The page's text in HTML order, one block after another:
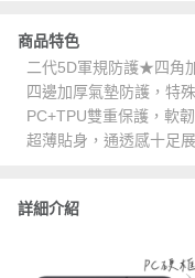
商品特色
二代5D軍規防護★四角
四邊加厚氣墊防護，特
PC+TPU雙重保護，軟
超薄貼身，通透感十足
詳細介紹